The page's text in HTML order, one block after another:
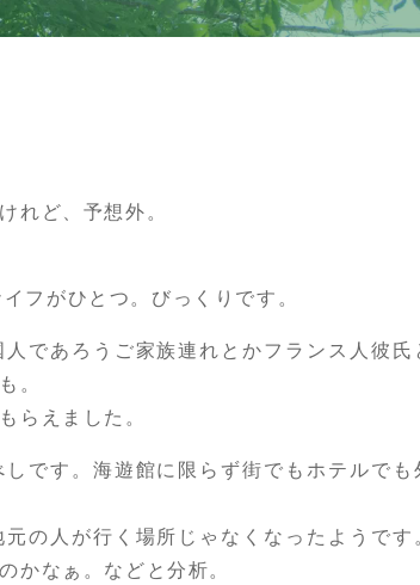
れど、予想外。
フがひとつ。びっくりです。
であろうご家族連れとかフランス人彼氏
。
らえました。
です。海遊館に限らず街でもホテルでも
の人が行く場所じゃなくなったようです
かなぁ。などと分析。